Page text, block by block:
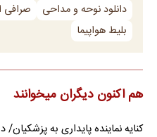
دانلود نوحه و مداحی صرافی
بلیط هواپیما
هم اکنون دیگران میخوانند
کنایه نماینده پایداری به